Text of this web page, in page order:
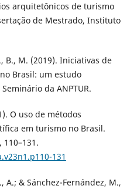
arquitetônicos de turismo
de Mestrado, Instituto
B., M. (2019). Iniciativas de
Brasil: um estudo
da ANPTUR.
O uso de métodos
em turismo no Brasil.
110–131.
131
A.; & Sánchez-Fernández, M.,